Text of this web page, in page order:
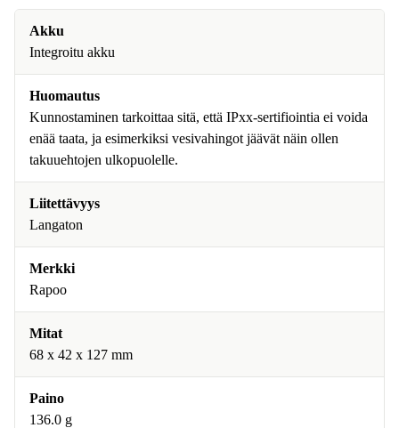
Akku
Integroitu akku
Huomautus
Kunnostaminen tarkoittaa sitä, että IPxx-sertifiointia ei voida
enää taata, ja esimerkiksi vesivahingot jäävät näin ollen
takuuehtojen ulkopuolelle.
Liitettävyys
Langaton
Merkki
Rapoo
Mitat
68 x 42 x 127 mm
Paino
136.0 g